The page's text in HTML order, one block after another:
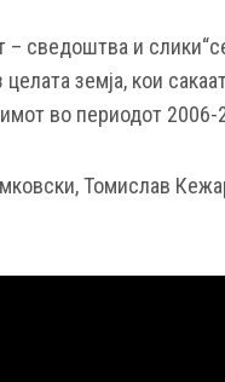
сведоштва и
целата земја, кои
во периодот 2006-
Томислав